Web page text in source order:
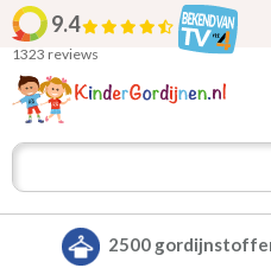
9.4
1323 reviews
2500